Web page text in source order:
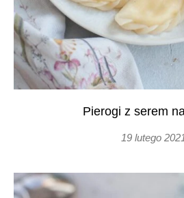
Pierogi z serem
19 lutego